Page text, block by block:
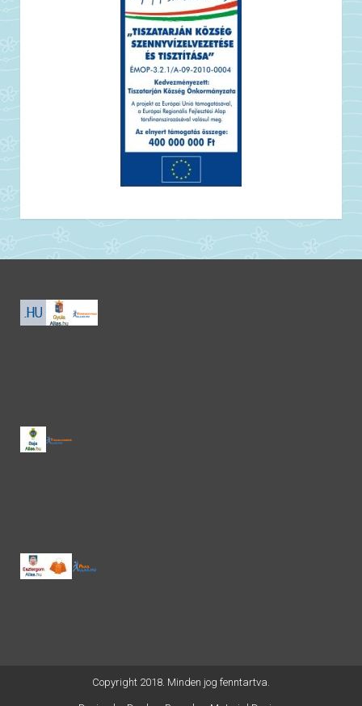
Copyright 2018. Minden jog fenntartva.